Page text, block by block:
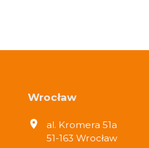
Wrocław
al. Kromera 51a
51-163 Wrocław